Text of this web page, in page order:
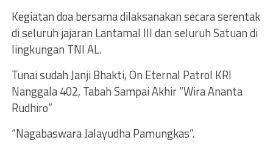
Kegiatan doa bersama dilaksanakan secara serentak
di seluruh jajaran Lantamal lll dan seluruh Satuan di
lingkungan TNI AL.
Tunai sudah Janji Bhakti, On Eternal Patrol KRI
Nanggala 402, Tabah Sampai Akhir “Wira Ananta
Rudhiro”
“Nagabaswara Jalayudha Pamungkas”.